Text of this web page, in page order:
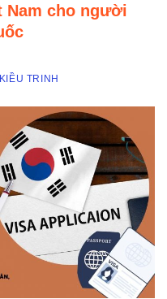
Nam cho người
KIỀU TRINH